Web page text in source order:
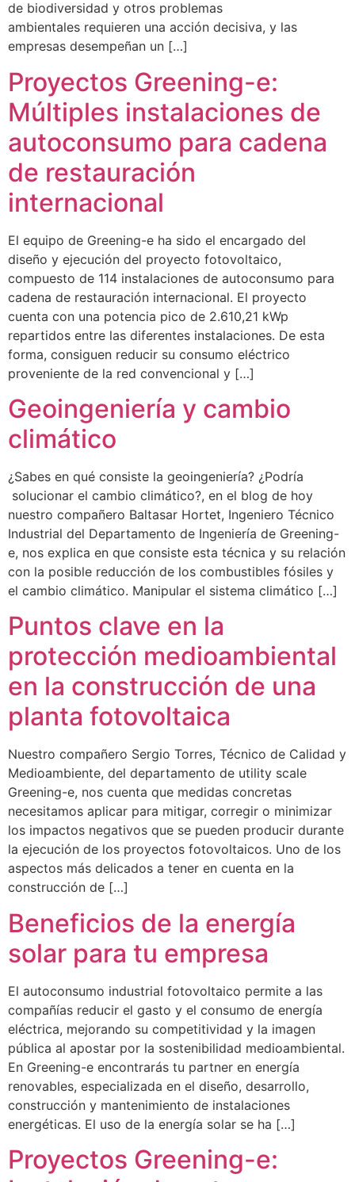
de biodiversidad y otros problemas
ambientales requieren una acción decisiva, y las
empresas desempeñan un […]
Proyectos Greening-e:
Múltiples instalaciones de
autoconsumo para cadena
de restauración
internacional
El equipo de Greening-e ha sido el encargado del
diseño y ejecución del proyecto fotovoltaico,
compuesto de 114 instalaciones de autoconsumo para
cadena de restauración internacional. El proyecto
cuenta con una potencia pico de 2.610,21 kWp
repartidos entre las diferentes instalaciones. De esta
forma, consiguen reducir su consumo eléctrico
proveniente de la red convencional y […]
Geoingeniería y cambio
climático
¿Sabes en qué consiste la geoingeniería? ¿Podría
solucionar el cambio climático?, en el blog de hoy
nuestro compañero Baltasar Hortet, Ingeniero Técnico
Industrial del Departamento de Ingeniería de Greening-
e, nos explica en que consiste esta técnica y su relación
con la posible reducción de los combustibles fósiles y
el cambio climático. Manipular el sistema climático […]
Puntos clave en la
protección medioambiental
en la construcción de una
planta fotovoltaica
Nuestro compañero Sergio Torres, Técnico de Calidad y
Medioambiente, del departamento de utility scale
Greening-e, nos cuenta que medidas concretas
necesitamos aplicar para mitigar, corregir o minimizar
los impactos negativos que se pueden producir durante
la ejecución de los proyectos fotovoltaicos. Uno de los
aspectos más delicados a tener en cuenta en la
construcción de […]
Beneficios de la energía
solar para tu empresa
El autoconsumo industrial fotovoltaico permite a las
compañías reducir el gasto y el consumo de energía
eléctrica, mejorando su competitividad y la imagen
pública al apostar por la sostenibilidad medioambiental.
En Greening-e encontrarás tu partner en energía
renovables, especializada en el diseño, desarrollo,
construcción y mantenimiento de instalaciones
energéticas. El uso de la energía solar se ha […]
Proyectos Greening-e: